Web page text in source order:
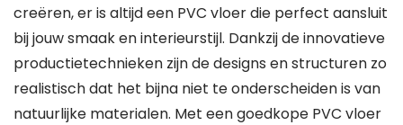
creëren, er is altijd een PVC vloer die perfect aansluit
bij jouw smaak en interieurstijl. Dankzij de innovatieve
productietechnieken zijn de designs en structuren zo
realistisch dat het bijna niet te onderscheiden is van
natuurlijke materialen. Met een goedkope PVC vloer